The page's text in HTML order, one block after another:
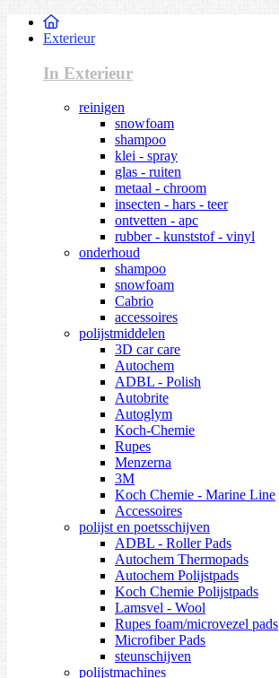
Exterieur
In Exterieur
reinigen
snowfoam
shampoo
klei - spray
glas - ruiten
metaal - chroom
insecten - hars - teer
ontvetten - apc
rubber - kunststof - vinyl
onderhoud
shampoo
snowfoam
Cabrio
accessoires
polijstmiddelen
3D car care
Autochem
ADBL - Polish
Autobrite
Autoglym
Koch-Chemie
Rupes
Menzerna
3M
Koch Chemie - Marine Line
Accessoires
polijst en poetsschijven
ADBL - Roller Pads
Autochem Thermopads
Autochem Polijstpads
Koch Chemie Polijstpads
Lamsvel - Wool
Rupes foam/microvezel pads
Microfiber Pads
steunschijven
polijstmachines